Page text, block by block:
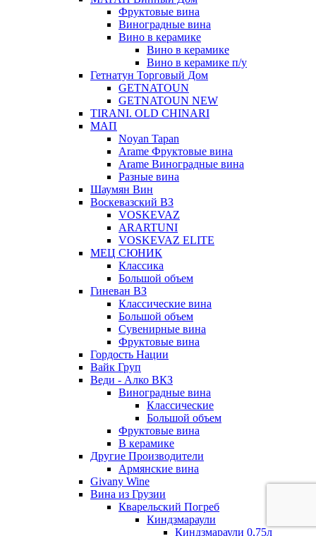
Фруктовые вина
Виноградные вина
Вино в керамике
Вино в керамике
Вино в керамике п/у
Гетнатун Торговый Дом
GETNATOUN
GETNATOUN NEW
TIRANI. OLD CHINARI
МАП
Noyan Tapan
Arame Фруктовые вина
Arame Виноградные вина
Разные вина
Шаумян Вин
Воскевазский ВЗ
VOSKEVAZ
ARARTUNI
VOSKEVAZ ELITE
МЕЦ СЮНИК
Классика
Большой объем
Гиневан ВЗ
Классические вина
Большой объем
Сувенирные вина
Фруктовые вина
Гордость Нации
Вайк Груп
Веди - Алко ВКЗ
Виноградные вина
Классические
Большой объем
Фруктовые вина
В керамике
Другие Производители
Армянские вина
Givany Wine
Вина из Грузии
Кварельский Погреб
Киндзмараули
Киндзмараули 0,75л